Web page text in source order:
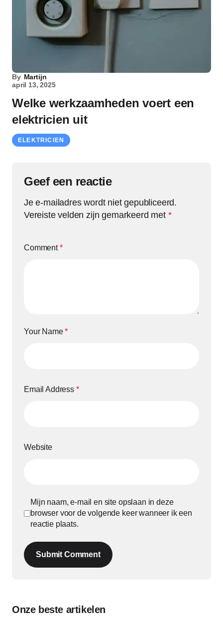
By Martijn
april 13, 2025
Welke werkzaamheden voert een
elektricien uit
ELEKTRICIEN
Geef een reactie
Je e-mailadres wordt niet gepubliceerd.
Vereiste velden zijn gemarkeerd met *
Comment*
Your Name*
Email Address *
Website
Mijn naam, e-mail en site opslaan in deze
browser voor de volgende keer wanneer ik een
reactie plaats.
Submit Comment
Onze beste artikelen